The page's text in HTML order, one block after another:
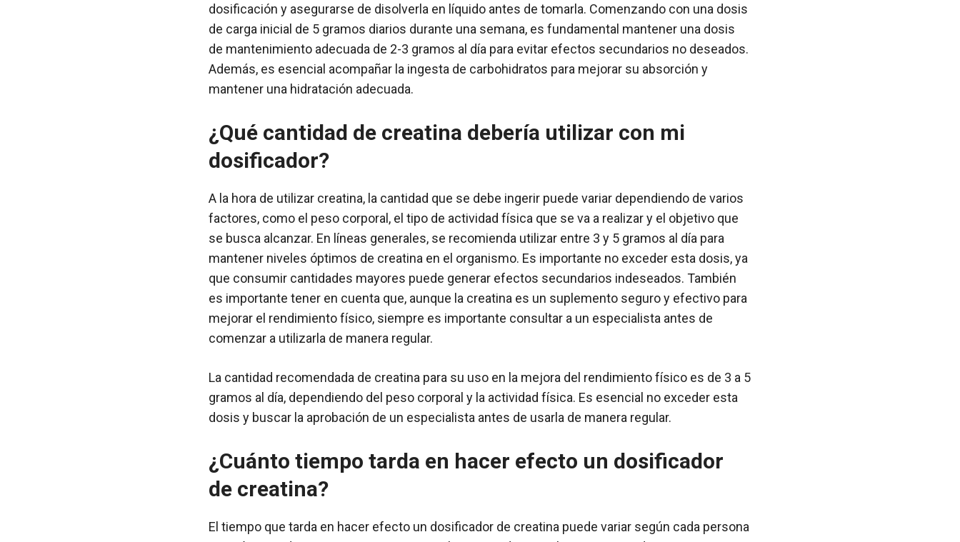
dosificación y asegurarse de disolverla en líquido antes de tomarla. Comenzando con una dosis
de carga inicial de 5 gramos diarios durante una semana, es fundamental mantener una dosis
de mantenimiento adecuada de 2-3 gramos al día para evitar efectos secundarios no deseados.
Además, es esencial acompañar la ingesta de carbohidratos para mejorar su absorción y
mantener una hidratación adecuada.
¿Qué cantidad de creatina debería utilizar con mi
dosificador?
A la hora de utilizar creatina, la cantidad que se debe ingerir puede variar dependiendo de varios
factores, como el peso corporal, el tipo de actividad física que se va a realizar y el objetivo que
se busca alcanzar. En líneas generales, se recomienda utilizar entre 3 y 5 gramos al día para
mantener niveles óptimos de creatina en el organismo. Es importante no exceder esta dosis, ya
que consumir cantidades mayores puede generar efectos secundarios indeseados. También
es importante tener en cuenta que, aunque la creatina es un suplemento seguro y efectivo para
mejorar el rendimiento físico, siempre es importante consultar a un especialista antes de
comenzar a utilizarla de manera regular.
La cantidad recomendada de creatina para su uso en la mejora del rendimiento físico es de 3 a 5
gramos al día, dependiendo del peso corporal y la actividad física. Es esencial no exceder esta
dosis y buscar la aprobación de un especialista antes de usarla de manera regular.
¿Cuánto tiempo tarda en hacer efecto un dosificador
de creatina?
El tiempo que tarda en hacer efecto un dosificador de creatina puede variar según cada persona